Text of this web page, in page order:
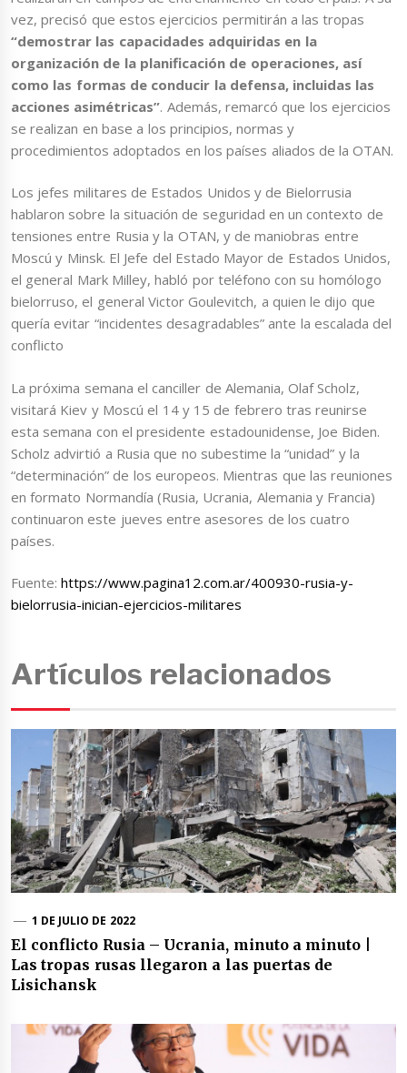
vez, precisó que estos ejercicios permitirán a las tropas
“demostrar las capacidades adquiridas en la
organización de la planificación de operaciones, así
como las formas de conducir la defensa, incluidas las
acciones asimétricas”. Además, remarcó que los ejercicios
se realizan en base a los principios, normas y
procedimientos adoptados en los países aliados de la OTAN.
Los jefes militares de Estados Unidos y de Bielorrusia
hablaron sobre la situación de seguridad en un contexto de
tensiones entre Rusia y la OTAN, y de maniobras entre
Moscú y Minsk. El Jefe del Estado Mayor de Estados Unidos,
el general Mark Milley, habló por teléfono con su homólogo
bielorruso, el general Victor Goulevitch, a quien le dijo que
quería evitar “incidentes desagradables” ante la escalada del
conflicto
La próxima semana el canciller de Alemania, Olaf Scholz,
visitará Kiev y Moscú el 14 y 15 de febrero tras reunirse
esta semana con el presidente estadounidense, Joe Biden.
Scholz advirtió a Rusia que no subestime la “unidad” y la
“determinación” de los europeos. Mientras que las reuniones
en formato Normandía (Rusia, Ucrania, Alemania y Francia)
continuaron este jueves entre asesores de los cuatro
países.
Fuente:https://www.pagina12.com.ar/400930-rusia-y-
bielorrusia-inician-ejercicios-militares
Artículos relacionados
1 DE JULIO DE 2022
El conflicto Rusia – Ucrania, minuto a minuto |
Las tropas rusas llegaron a las puertas de
Lisichansk